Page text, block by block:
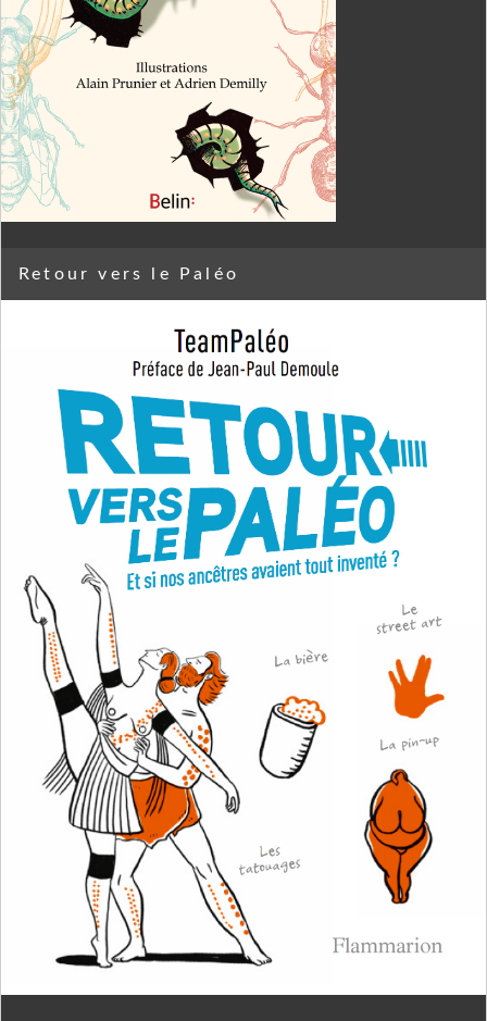
Retour vers le Paléo